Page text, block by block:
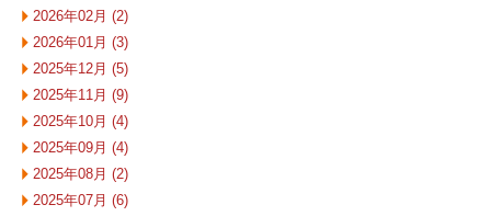
2026年02月 (2)
2026年01月 (3)
2025年12月 (5)
2025年11月 (9)
2025年10月 (4)
2025年09月 (4)
2025年08月 (2)
2025年07月 (6)